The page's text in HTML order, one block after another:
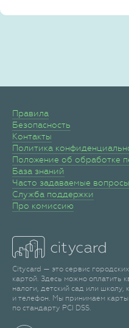
Правила
Безопасность
Контакты
Политика
Положение об обработке
База знаний
Часто задаваемые вопросы
Служба поддержки
Про комиссию
Citycard — это сервис
картой. Здесь можно
налоги, детский сад или
и телефон. Мы принимаем
по стандарту PCI DSS.